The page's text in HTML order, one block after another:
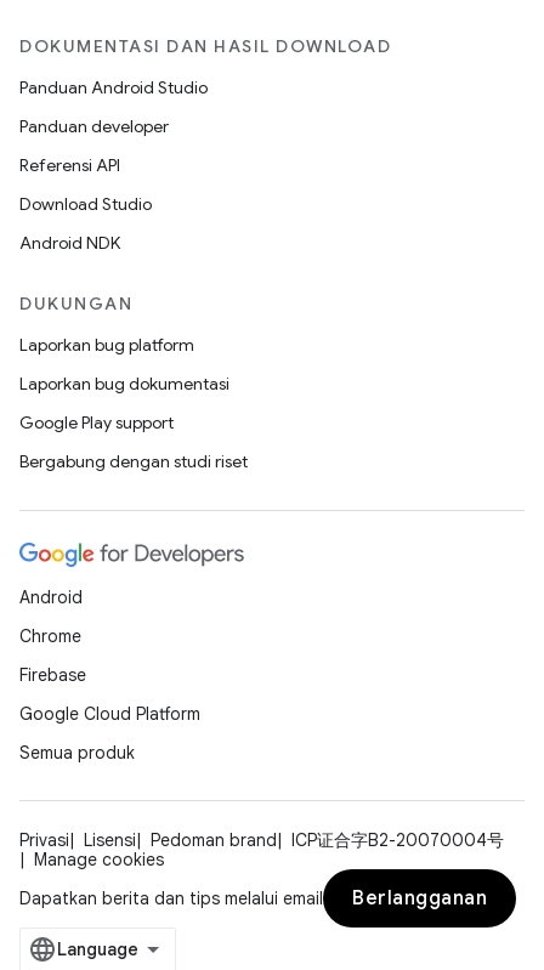
DOKUMENTASI DAN HASIL DOWNLOAD
Panduan Android Studio
Panduan developer
Referensi API
Download Studio
Android NDK
DUKUNGAN
Laporkan bug platform
Laporkan bug dokumentasi
Google Play support
Bergabung dengan studi riset
Android
Chrome
Firebase
Google Cloud Platform
Semua produk
Privasi Lisensi Pedoman brand
ICP证合字B2-20070004号
Manage cookies
Dapatkan berita dan tips melalui email
Berlangganan